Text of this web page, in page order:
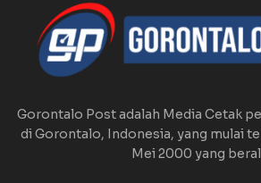
Gorontalo Post adalah Media Cetak
di Gorontalo, Indonesia, yang mulai
Mei 2000 yang